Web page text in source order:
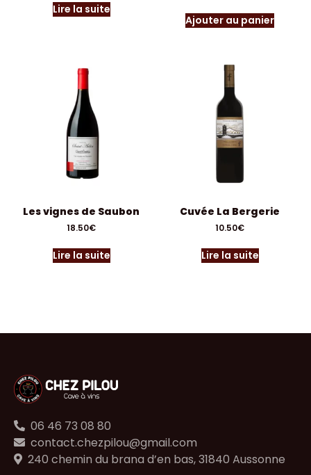
Lire la suite
Ajouter au panier
Les vignes de Saubon
18.50€
Lire la suite
Cuvée La Bergerie
10.50€
Lire la suite
06 46 73 08 80
contact.chezpilou@gmail.com
240 chemin du brana d’en bas, 31840 Aussonne